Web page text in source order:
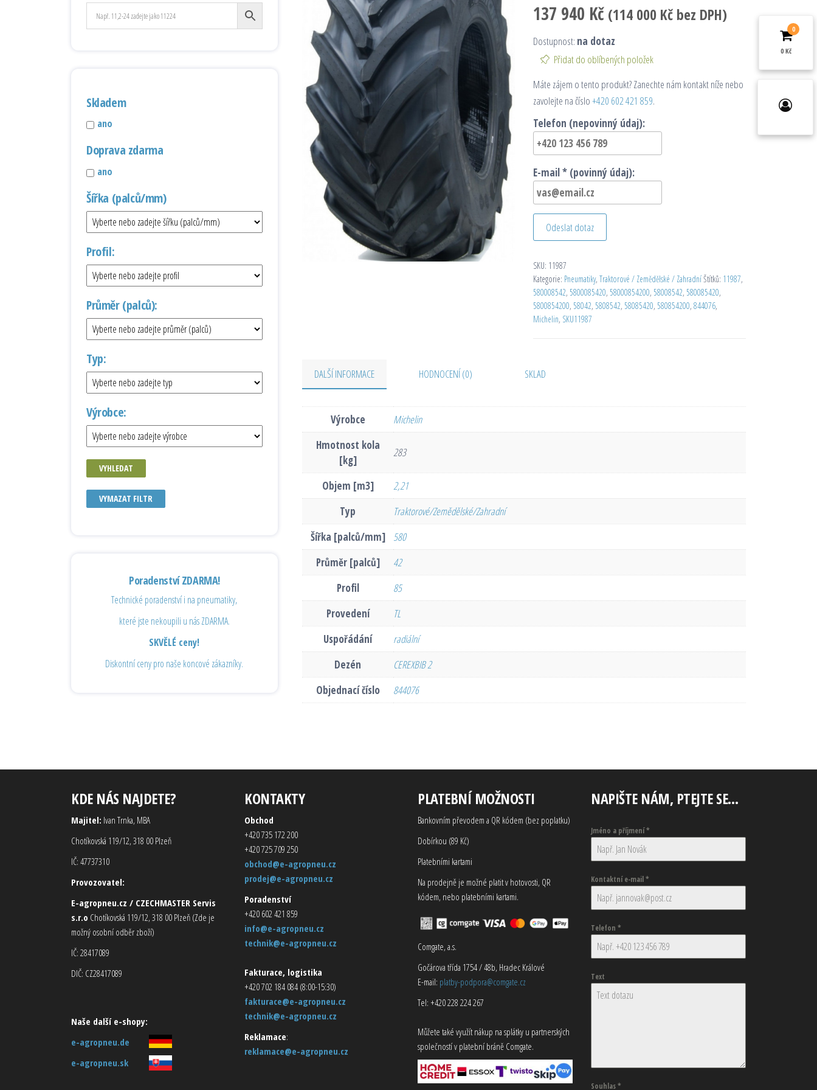
137 940 Kč (114 000 Kčbez DPH)
Dostupnost: na dotaz
Přidat do oblíbených položek
Máte zájem o tento produkt? Zanechte nám kontakt níže nebo
zavolejte na číslo+420 602 421 859.
Telefon (nepovinný údaj):
E-mail * (povinný údaj):
Odeslat dotaz
SKU: 11987
Kategorie: Pneumatiky, Traktorové / Zemědělské / ZahradníŠtítků: 11987,
580008542, 5800085420, 58000854200, 58008542, 580085420,
5800854200, 58042, 5808542, 58085420, 580854200, 844076,
Michelin, SKU11987
DALŠÍ INFORMACE HODNOCENÍ (0) SKLAD
Výrobce
Michelin
Hmotnost kola
[kg]
283
Objem [m3]
2,21
Typ
Traktorové/Zemědělské/Zahradní
Šířka [palců/mm]
580
Průměr [palců]
42
Profil
85
Provedení
TL
Uspořádání
radiální
Dezén
CEREXBIB 2
Objednací číslo
844076
Skladem
ano
Doprava zdarma
ano
Šířka (palců/mm)
Profil:
Průměr (palců):
Typ:
Výrobce:
VYHLEDAT
VYMAZAT FILTR
Poradenství ZDARMA!
Technické poradenství i na pneumatiky,
které jste nekoupili u nás ZDARMA.
SKVĚLÉ ceny!
Diskontní ceny pro naše koncové zákazníky.
KDE NÁS NAJDETE?
Majitel: Ivan Trnka, MBA
Chotíkovská 119/12, 318 00 Plzeň
IČ: 47737310
Provozovatel:
E-agropneu.cz / CZECHMASTER Servis
s.r.o Chotíkovská 119/12, 318 00 Plzeň (Zde je
možný osobní odběr zboží)
IČ: 28417089
DIČ: CZ28417089
Naše další e-shopy:
e-agropneu.de
e-agropneu.sk
KONTAKTY
Obchod
+420 735 172 200
+420 725 709 250
obchod@e-agropneu.cz
prodej@e-agropneu.cz
Poradenství
+420 602 421 859
info@e-agropneu.cz
technik@e-agropneu.cz
Fakturace, logistika
+420 702 184 084 (8:00-15:30)
fakturace@e-agropneu.cz
technik@e-agropneu.cz
Reklamace:
reklamace@e-agropneu.cz
PLATEBNÍ MOŽNOSTI
Bankovním převodem a QR kódem (bez poplatku)
Dobírkou (89 Kč)
Platebními kartami
Na prodejně je možné platit v hotovosti, QR
kódem, nebo platebními kartami.
Comgate, a.s.
Gočárova třída 1754 / 48b, Hradec Králové
E-mail: platby-podpora@comgate.cz
Tel: +420 228 224 267
Můžete také využít nákup na splátky u partnerských
společností v platební bráně Comgate.
NAPIŠTE NÁM, PTEJTE SE…
Jméno a příjmení*
Kontaktní e-mail*
Telefon *
Text
Souhlas*
0
0 Kč